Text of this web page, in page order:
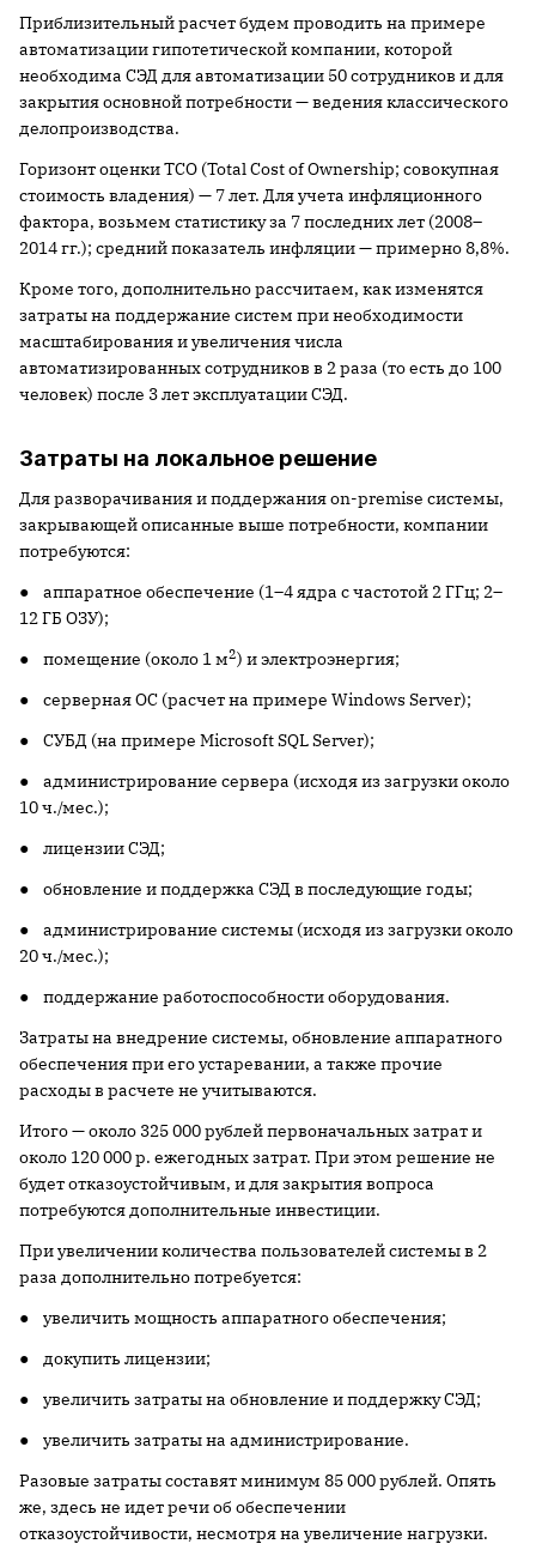
Приблизительный расчет будем проводить на примере
автоматизации гипотетической компании, которой
необходима СЭД для автоматизации 50 сотрудников и для
закрытия основной потребности — ведения классического
делопроизводства.
Горизонт оценки TCO (Total Cost of Ownership; совокупная
стоимость владения) — 7 лет. Для учета инфляционного
фактора, возьмем статистику за 7 последних лет (2008–
2014 гг.); средний показатель инфляции — примерно 8,8%.
Кроме того, дополнительно рассчитаем, как изменятся
затраты на поддержание систем при необходимости
масштабирования и увеличения числа
автоматизированных сотрудников в 2 раза (то есть до 100
человек) после 3 лет эксплуатации СЭД.
Затраты на локальное решение
Для разворачивания и поддержания on-premise системы,
закрывающей описанные выше потребности, компании
потребуются:
● аппаратное обеспечение (1–4 ядра с частотой 2 ГГц; 2–
12 ГБ ОЗУ);
● помещение (около 1 м2) и электроэнергия;
● серверная ОС (расчет на примере Windows Server);
● СУБД (на примере Microsoft SQL Server);
● администрирование сервера (исходя из загрузки около
10 ч./мес.);
● лицензии СЭД;
● обновление и поддержка СЭД в последующие годы;
● администрирование системы (исходя из загрузки около
20 ч./мес.);
● поддержание работоспособности оборудования.
Затраты на внедрение системы, обновление аппаратного
обеспечения при его устаревании, а также прочие
расходы в расчете не учитываются.
Итого — около 325 000 рублей первоначальных затрат и
около 120 000 р. ежегодных затрат. При этом решение не
будет отказоустойчивым, и для закрытия вопроса
потребуются дополнительные инвестиции.
При увеличении количества пользователей системы в 2
раза дополнительно потребуется:
● увеличить мощность аппаратного обеспечения;
● докупить лицензии;
● увеличить затраты на обновление и поддержку СЭД;
● увеличить затраты на администрирование.
Разовые затраты составят минимум 85 000 рублей. Опять
же, здесь не идет речи об обеспечении
отказоустойчивости, несмотря на увеличение нагрузки.